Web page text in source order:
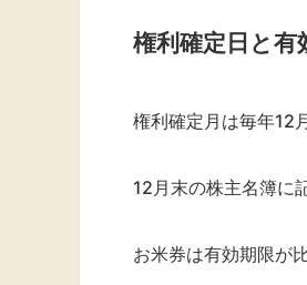
権利確定日と有
権利確定月は毎年12
12月末の株主名簿に
お米券は有効期限が